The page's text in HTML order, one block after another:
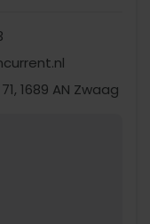
1689 AN Zwaag